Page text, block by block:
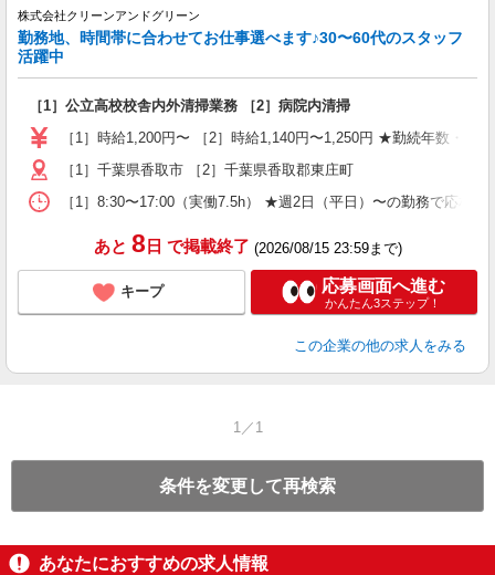
株式会社クリーンアンドグリーン
勤務地、時間帯に合わせてお仕事選べます♪30〜60代のスタッフ
活躍中
［1］公立高校校舎内外清掃業務 ［2］病院内清掃
［1］時給1,200円〜 ［2］時給1,140円〜1,250円 ★勤続年数・経
［1］千葉県香取市 ［2］千葉県香取郡東庄町
［1］8:30〜17:00（実働7.5h） ★週2日（平日）〜の勤務で応相
あと 8 日 で掲載終了 (2026/08/15 23:59まで)
キープ 応募画面へ進む
かんたん3ステップ！
この企業の他の求人をみる
1／1
条件を変更して再検索
あなたにおすすめの求人情報